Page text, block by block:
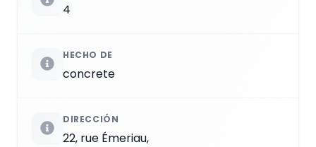
4
HECHO DE
concrete
DIRECCIÓN
22, rue Émeriau,